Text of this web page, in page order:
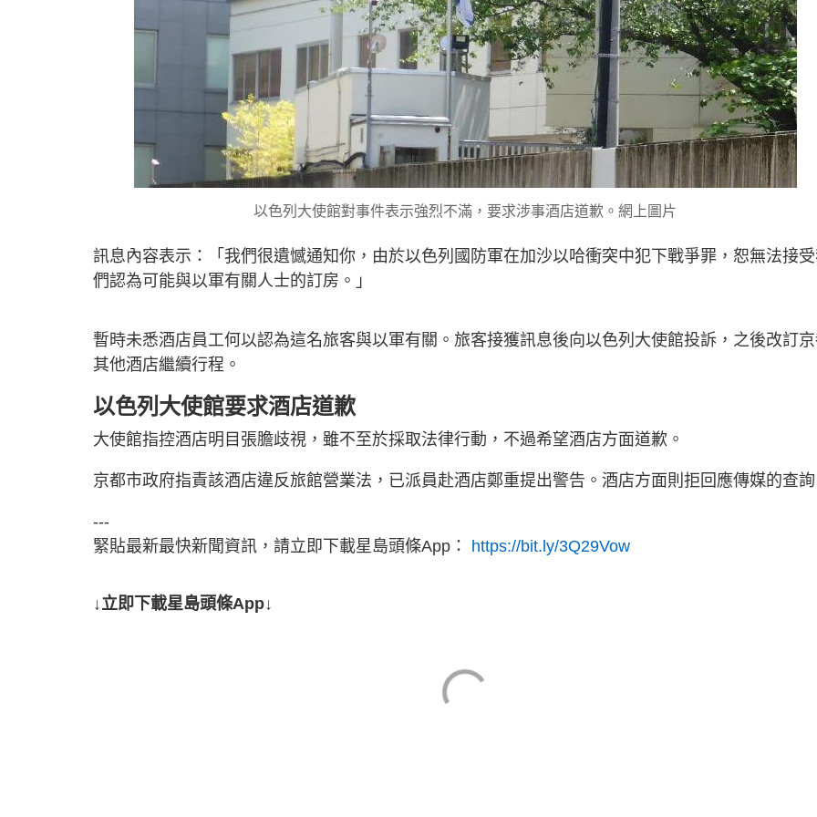
以色列大使館對事件表示強烈不滿，要求涉事酒店道歉。網上圖片
訊息內容表示：「我們很遺憾通知你，由於以色列國防軍在加沙以哈衝突中犯下戰爭罪，恕無法接
們認為可能與以軍有關人士的訂房。」
暫時未悉酒店員工何以認為這名旅客與以軍有關。旅客接獲訊息後向以色列大使館投訴，之後改訂
其他酒店繼續行程。
以色列大使館要求酒店道歉
大使館指控酒店明目張膽歧視，雖不至於採取法律行動，不過希望酒店方面道歉。
京都市政府指責該酒店違反旅館營業法，已派員赴酒店鄭重提出警告。酒店方面則拒回應傳媒的查
---
緊貼最新最快新聞資訊，請立即下載星島頭條App： https://bit.ly/3Q29Vow
↓立即下載星島頭條App↓